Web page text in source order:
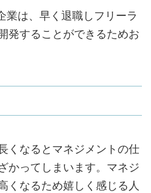
業は、早く退職しフリーラ
発することができるためお
くなるとマネジメントの仕
かってしまいます。マネジ
くなるため嬉しく感じる人